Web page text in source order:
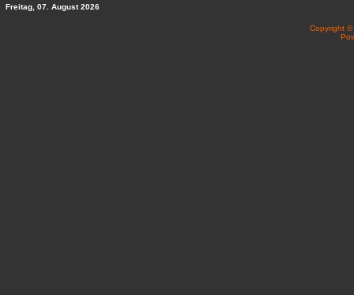
Freitag, 07. August 2026
Copyright